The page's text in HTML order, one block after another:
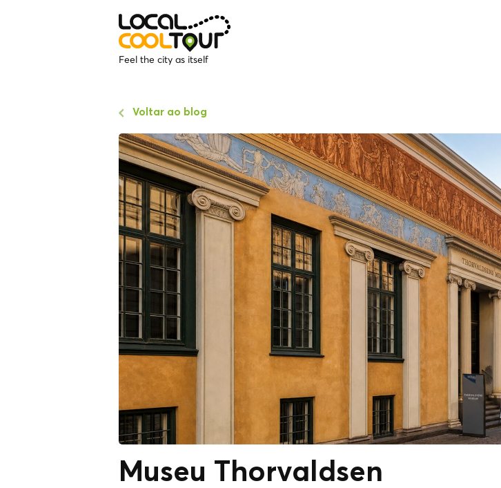
Feel the city as itself
Voltar ao blog
Museu Thorvaldsen